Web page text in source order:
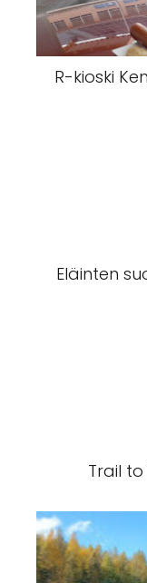
R-kioski
Eläinten
Trail